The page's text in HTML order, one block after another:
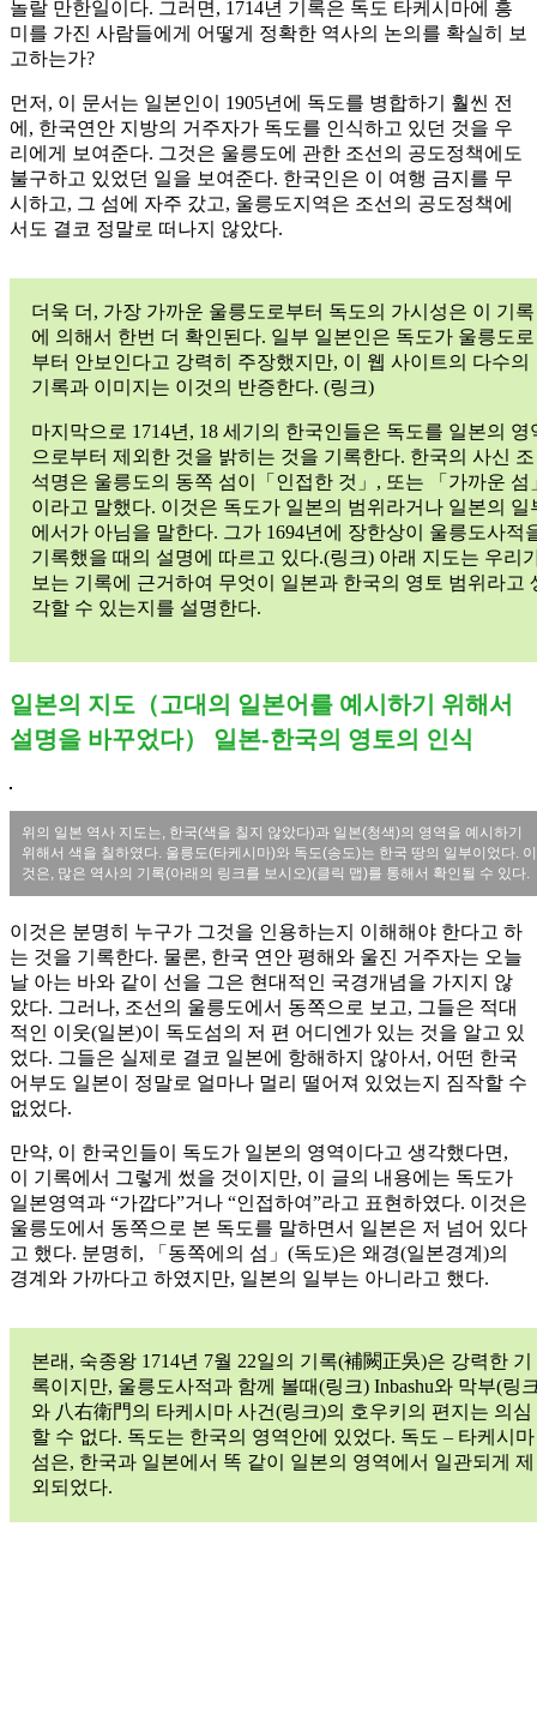
놀랄 만한일이다. 그러면, 1714년 기록은 독도 타케시마에 흥
미를 가진 사람들에게 어떻게 정확한 역사의 논의를 확실히 보
고하는가?
먼저, 이 문서는 일본인이 1905년에 독도를 병합하기 훨씬 전
에, 한국연안 지방의 거주자가 독도를 인식하고 있던 것을 우
리에게 보여준다. 그것은 울릉도에 관한 조선의 공도정책에도
불구하고 있었던 일을 보여준다. 한국인은 이 여행 금지를 무
시하고, 그 섬에 자주 갔고, 울릉도지역은 조선의 공도정책에
서도 결코 정말로 떠나지 않았다.
더욱 더, 가장 가까운 울릉도로부터 독도의 가시성은 이 기록
에 의해서 한번 더 확인된다. 일부 일본인은 독도가 울릉도로
부터 안보인다고 강력히 주장했지만, 이 웹 사이트의 다수의
기록과 이미지는 이것의 반증한다. (링크)
마지막으로 1714년, 18 세기의 한국인들은 독도를 일본의 영
으로부터 제외한 것을 밝히는 것을 기록한다. 한국의 사신 조
석명은 울릉도의 동쪽 섬이「인접한 것」, 또는 「가까운 섬
이라고 말했다. 이것은 독도가 일본의 범위라거나 일본의 일
에서가 아님을 말한다. 그가 1694년에 장한상이 울릉도사적
기록했을 때의 설명에 따르고 있다.(링크) 아래 지도는 우리
보는 기록에 근거하여 무엇이 일본과 한국의 영토 범위라고
각할 수 있는지를 설명한다.
일본의 지도（고대의 일본어를 예시하기 위해서
설명을 바꾸었다） 일본-한국의 영토의 인식
위의 일본 역사 지도는, 한국(색을 칠지 않았다)과 일본(청색)의 영역을 예시하기
위해서 색을 칠하였다. 울릉도(타케시마)와 독도(송도)는 한국 땅의 일부이었다. 이
것은, 많은 역사의 기록(아래의 링크를 보시오)(클릭 맵)를 통해서 확인될 수 있다.
이것은 분명히 누구가 그것을 인용하는지 이해해야 한다고 하
는 것을 기록한다. 물론, 한국 연안 평해와 울진 거주자는 오늘
날 아는 바와 같이 선을 그은 현대적인 국경개념을 가지지 않
았다. 그러나, 조선의 울릉도에서 동쪽으로 보고, 그들은 적대
적인 이웃(일본)이 독도섬의 저 편 어디엔가 있는 것을 알고 있
었다. 그들은 실제로 결코 일본에 항해하지 않아서, 어떤 한국
어부도 일본이 정말로 얼마나 멀리 떨어져 있었는지 짐작할 수
없었다.
만약, 이 한국인들이 독도가 일본의 영역이다고 생각했다면,
이 기록에서 그렇게 썼을 것이지만, 이 글의 내용에는 독도가
일본영역과 “가깝다”거나 “인접하여”라고 표현하였다. 이것은
울릉도에서 동쪽으로 본 독도를 말하면서 일본은 저 넘어 있다
고 했다. 분명히, 「동쪽에의 섬」(독도)은 왜경(일본경계)의
경계와 가까다고 하였지만, 일본의 일부는 아니라고 했다.
본래, 숙종왕 1714년 7월 22일의 기록(補闕正吳)은 강력한 기
록이지만, 울릉도사적과 함께 볼때(링크) Inbashu와 막부(링
와 八右衛門의 타케시마 사건(링크)의 호우키의 편지는 의심
할 수 없다. 독도는 한국의 영역안에 있었다. 독도 – 타케시마
섬은, 한국과 일본에서 똑 같이 일본의 영역에서 일관되게 제
외되었다.